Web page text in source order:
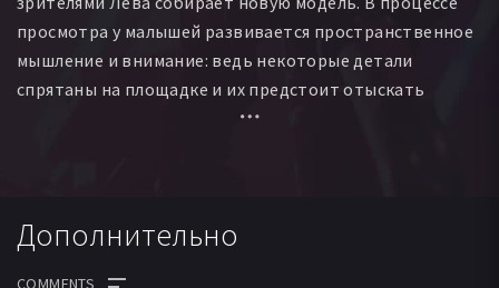
просмотра у малышей развивается пространственное
мышление и внимание: ведь некоторые детали
спрятаны на площадке и их предстоит отыскать
Дополнительно